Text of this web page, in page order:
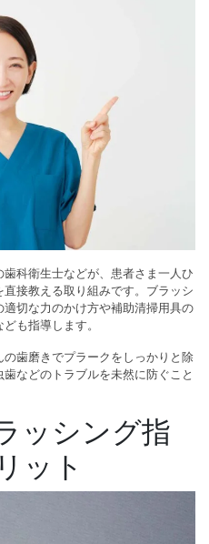
科衛生士などが、患者さま一人ひ
接教える取り組みです。ブラッシ
切な力のかけ方や補助清掃用具の
も指導します。
歯磨きでプラークをしっかりと除
などのトラブルを未然に防ぐこと
ッシング指
ット